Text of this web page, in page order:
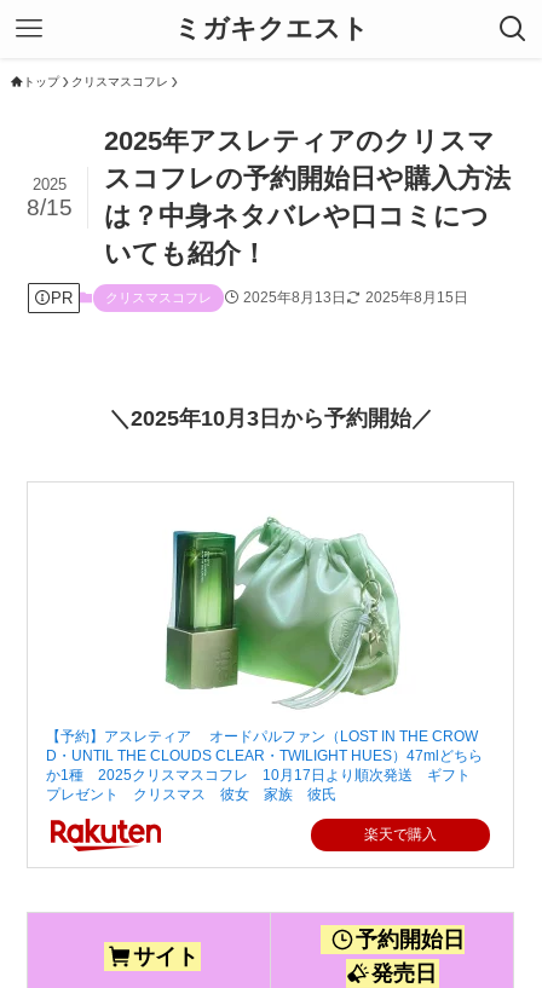
ミガキクエスト
トップ クリスマスコフレ
2025年アスレティアのクリスマ
スコフレの予約開始日や購入方法
は？中身ネタバレや口コミにつ
いても紹介！
2025
8/15
PR クリスマスコフレ 2025年8月13日 2025年8月15日
＼2025年10月3日から予約開始／
【予約】アスレティア オードパルファン（LOST IN THE CROW
D・UNTIL THE CLOUDS CLEAR・TWILIGHT HUES）47mlどちら
か1種 2025クリスマスコフレ 10月17日より順次発送 ギフト
プレゼント クリスマス 彼女 家族 彼氏
楽天で購入
サイト
予約開始日
発売日